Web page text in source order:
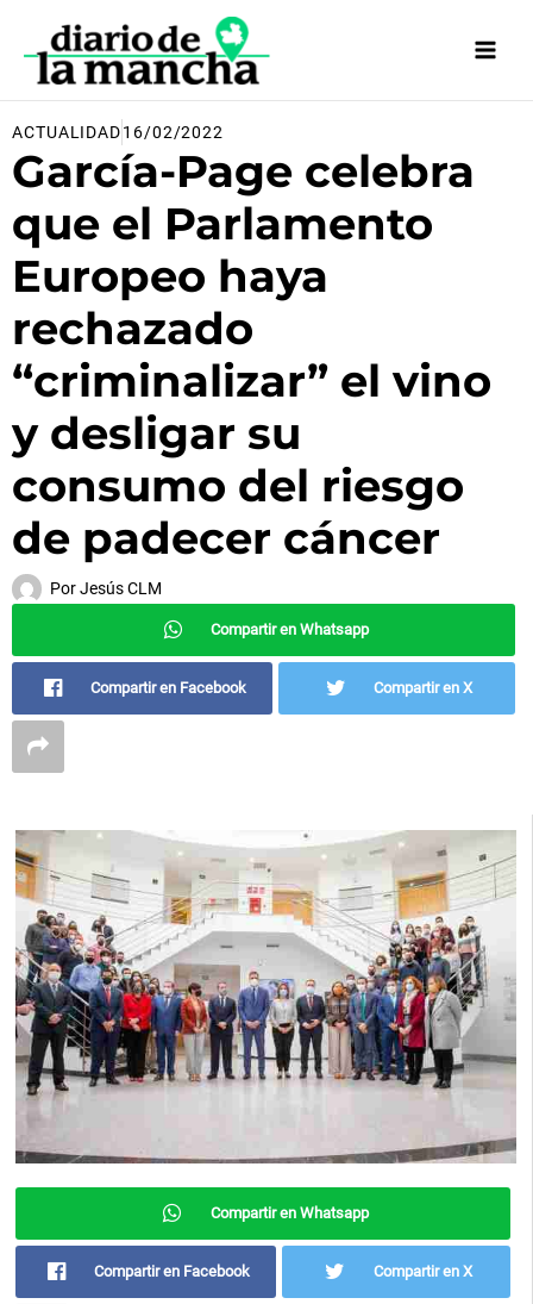
contenido
ACTUALIDAD16/02/2022
García-Page celebra
que el Parlamento
Europeo haya
rechazado
“criminalizar” el vino
y desligar su
consumo del riesgo
de padecer cáncer
PorJesús CLM
Compartir en Whatsapp
Compartir en Facebook Compartir en X
Compartir en Whatsapp
Compartir en Facebook Compartir en X